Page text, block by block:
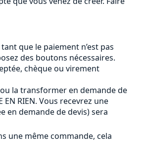
que le paiement n’est pas
des boutons nécessaires.
chèque ou virement
la transformer en demande de
RIEN. Vous recevrez une
en demande de devis) sera
une même commande, cela